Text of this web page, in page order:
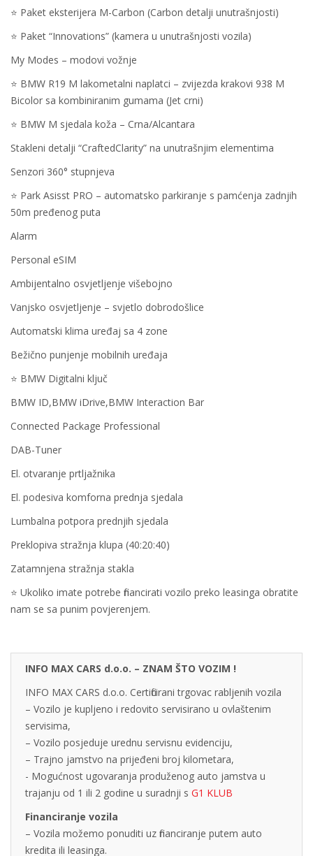
⭐️ Paket eksterijera M-Carbon (Carbon detalji unutrašnjosti)
⭐️ Paket “Innovations” (kamera u unutrašnjosti vozila)
My Modes – modovi vožnje
⭐️ BMW R19 M lakometalni naplatci – zvijezda krakovi 938 M
Bicolor sa kombiniranim gumama (Jet crni)
⭐️ BMW M sjedala koža – Crna/Alcantara
Stakleni detalji “CraftedClarity” na unutrašnjim elementima
Senzori 360° stupnjeva
⭐️ Park Asisst PRO – automatsko parkiranje s pamćenja zadnjih
50m pređenog puta
Alarm
Personal eSIM
Ambijentalno osvjetljenje višebojno
Vanjsko osvjetljenje – svjetlo dobrodošlice
Automatski klima uređaj sa 4 zone
Bežično punjenje mobilnih uređaja
⭐️ BMW Digitalni ključ
BMW ID,BMW iDrive,BMW Interaction Bar
Connected Package Professional
DAB-Tuner
El. otvaranje prtljažnika
El. podesiva komforna prednja sjedala
Lumbalna potpora prednjih sjedala
Preklopiva stražnja klupa (40:20:40)
Zatamnjena stražnja stakla
⭐ Ukoliko imate potrebe financirati vozilo preko leasinga obratite
nam se sa punim povjerenjem.
INFO MAX CARS d.o.o. – ZNAM ŠTO VOZIM !
INFO MAX CARS d.o.o. Certificirani trgovac rabljenih vozila
– Vozilo je kupljeno i redovito servisirano u ovlaštenim
servisima,
– Vozilo posjeduje urednu servisnu evidenciju,
– Trajno jamstvo na prijeđeni broj kilometara,
- Mogućnost ugovaranja produženog auto jamstva u
trajanju od 1 ili 2 godine u suradnji s G1 KLUB
Financiranje vozila
– Vozila možemo ponuditi uz financiranje putem auto
kredita ili leasinga.